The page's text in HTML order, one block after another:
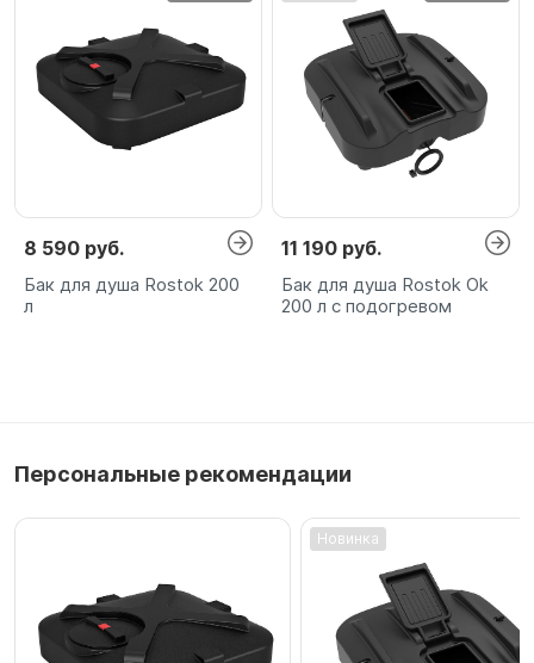
8 590 руб.
Бак для душа Rostok 200
л
11 190 руб.
Бак для душа Rostok Ok
200 л с подогревом
Персональные рекомендации
Новинка